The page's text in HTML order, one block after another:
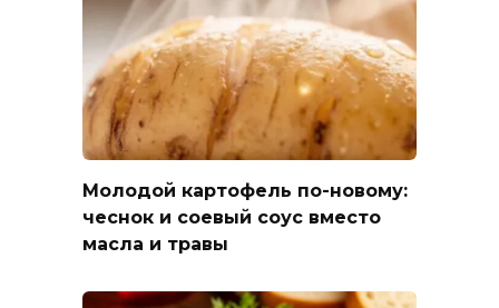
Молодой картофель по-новому:
чеснок и соевый соус вместо
масла и травы